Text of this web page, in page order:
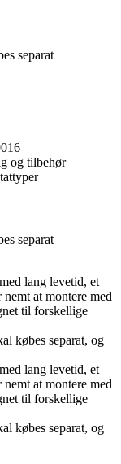
separat
og tilbehør
separat
lang levetid, et
at montere med
til forskellige
købes separat, og
lang levetid, et
at montere med
til forskellige
købes separat, og